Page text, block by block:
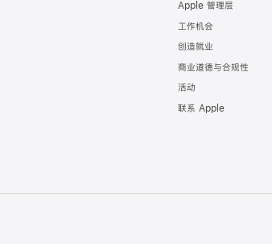
Apple 管理层
工作机会
创造就业
商业道德与合规性
活动
联系 Apple